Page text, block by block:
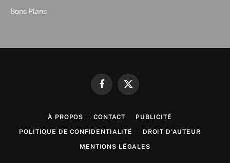
Bons Plans
FacebookX
À PROPOS CONTACT PUBLICITÉ
POLITIQUE DE CONFIDENTIALITÉ DROIT D’AUTEUR
MENTIONS LÉGALES